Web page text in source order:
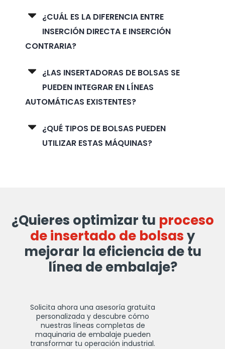
¿CUÁL ES LA DIFERENCIA ENTRE
INSERCIÓN DIRECTA E INSERCIÓN
CONTRARIA?
¿LAS INSERTADORAS DE BOLSAS SE
PUEDEN INTEGRAR EN LÍNEAS
AUTOMÁTICAS EXISTENTES?
¿QUÉ TIPOS DE BOLSAS PUEDEN
UTILIZAR ESTAS MÁQUINAS?
¿Quieres optimizar tu proceso
de insertado de bolsasy
mejorar la eficiencia de tu
línea de embalaje?
Solicita ahora una asesoría gratuita
personalizada y descubre cómo
nuestras líneas completas de
maquinaria de embalaje pueden
transformar tu operación industrial.